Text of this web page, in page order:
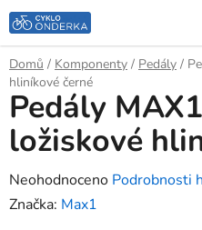
Přejít
na
obsah
Domů / Komponenty / Pedály /
hliníkové černé
Pedály
ložiskové
Průměrné
hodnocení
Neohodnoceno Podrobnosti
Značka: Max1